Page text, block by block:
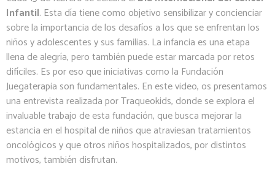
Infantil. Esta día tiene como objetivo sensibilizar y concienciar
sobre la importancia de los desafíos a los que se enfrentan los
niños y adolescentes y sus familias. La infancia es una etapa
llena de alegría, pero también puede estar marcada por retos
difíciles. Es por eso que iniciativas como la Fundación
Juegaterapia son fundamentales. En este video, os presentamos
una entrevista realizada por Traqueokids, donde se explora el
invaluable trabajo de esta fundación, que busca mejorar la
estancia en el hospital de niños que atraviesan tratamientos
oncológicos y que otros niños hospitalizados, por distintos
motivos, también disfrutan.